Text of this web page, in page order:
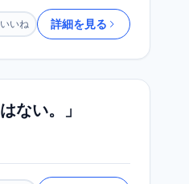
いいね
いいね 詳細を見る
ない。」